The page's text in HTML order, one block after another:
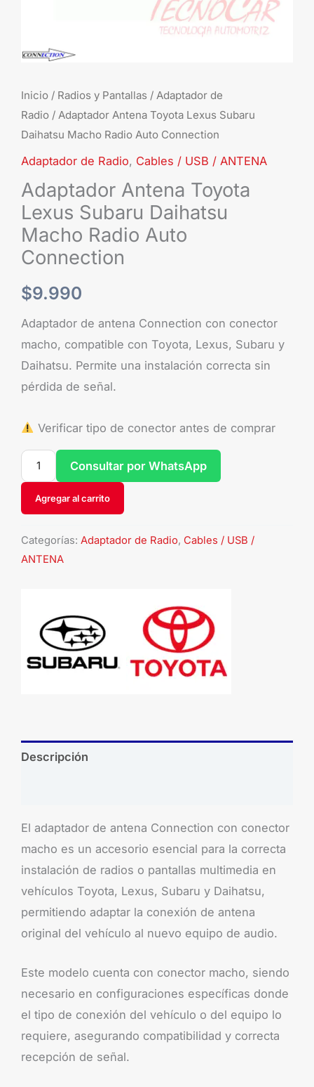
Inicio / Radios y Pantallas / Adaptador de
Radio / Adaptador Antena Toyota Lexus Subaru
Daihatsu Macho Radio Auto Connection
Adaptador de Radio, Cables / USB / ANTENA
Adaptador Antena Toyota
Lexus Subaru Daihatsu
Macho Radio Auto
Connection
$9.990
Adaptador de antena Connection con conector
macho, compatible con Toyota, Lexus, Subaru y
Daihatsu. Permite una instalación correcta sin
pérdida de señal.
Verificar tipo de conector antes de comprar
cantidad
Agregar al carrito
Consultar por WhatsApp
Categorías: Adaptador de Radio, Cables / USB /
ANTENA
Descripción
El adaptador de antena Connection con conector
macho es un accesorio esencial para la correcta
instalación de radios o pantallas multimedia en
vehículos Toyota, Lexus, Subaru y Daihatsu,
permitiendo adaptar la conexión de antena
original del vehículo al nuevo equipo de audio.
Este modelo cuenta con conector macho, siendo
necesario en configuraciones específicas donde
el tipo de conexión del vehículo o del equipo lo
requiere, asegurando compatibilidad y correcta
recepción de señal.